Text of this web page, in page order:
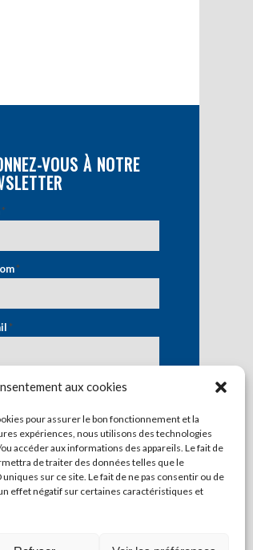
aux cookies
pour assurer le bon fonctionnement et la
expériences, nous utilisons des technologies
accéder aux informations des appareils. Le fait de
de traiter des données telles que le
sur ce site. Le fait de ne pas consentir ou de
effet négatif sur certaines caractéristiques et
VOUS À NOTRE
*
*
*